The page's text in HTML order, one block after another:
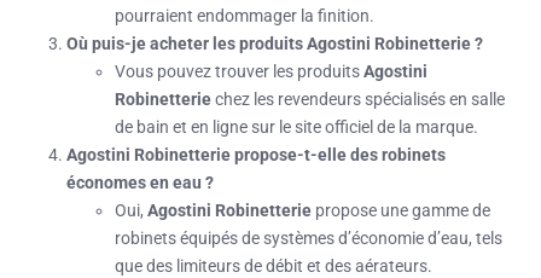
pourraient endommager la finition.
Où puis-je acheter les produits Agostini Robinetterie ?
Vous pouvez trouver les produitsAgostini
Robinetteriechez les revendeurs spécialisés en salle
de bain et en ligne sur le site officiel de la marque.
Agostini Robinetterie propose-t-elle des robinets
économes en eau ?
Oui, Agostini Robinetterie propose une gamme de
robinets équipés de systèmes d’économie d’eau, tels
que des limiteurs de débit et des aérateurs.